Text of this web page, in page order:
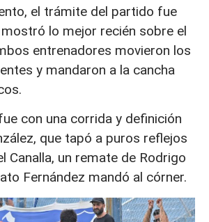
el trámite del partido fue
lo mejor recién sobre el
entrenadores movieron los
y mandaron a la cancha
con una corrida y definición
que tapó a puros reflejos
Canalla, un remate de Rodrigo
Fernández mandó al córner.